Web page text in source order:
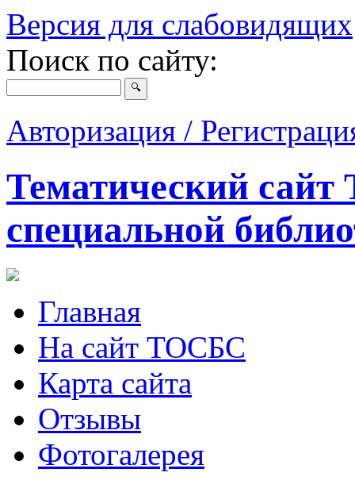
Версия для слабовидящих
Поиск по сайту:
Авторизация /
Тематический сайт
специальной
Главная
На сайт ТОСБС
Карта сайта
Отзывы
Фотогалерея